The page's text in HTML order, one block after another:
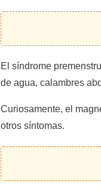
El síndrome
de agua, calambres
Curiosamente, el
otros síntomas.